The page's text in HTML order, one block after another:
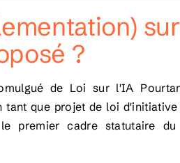
?
de Loi sur l'IA
que projet de loi
premier cadre statutaire